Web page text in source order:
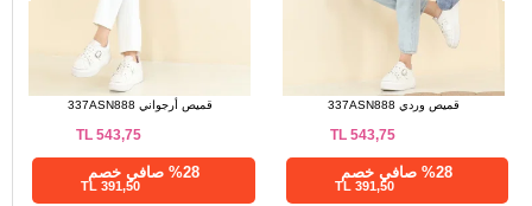
قميص وردي 337ASN888
543,75
%28 صافي خصم
391,50 TL
قميص أخضر عشبي 337ASN888
543,75
TL
%28 صافي خصم
391,50 TL